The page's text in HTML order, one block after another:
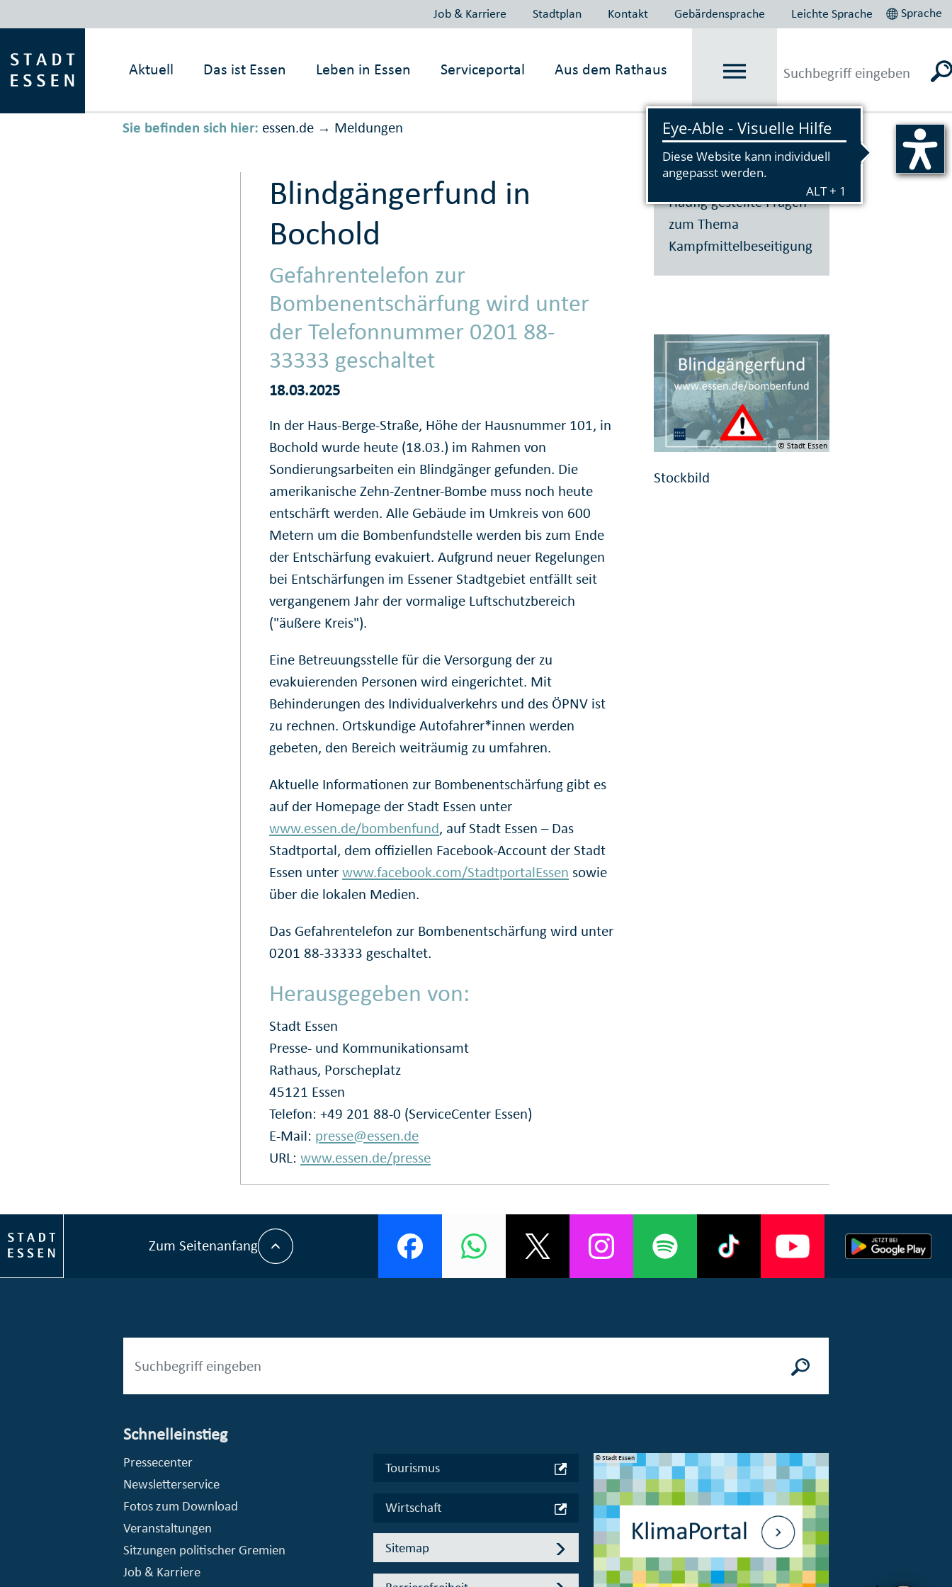
Job & Karriere Stadtplan Kontakt Gebärdensprache Leichte Sprache Sprache
Aktuell Das ist Essen Leben in Essen Serviceportal Aus dem Rathaus
Sie befinden sich hier: essen.de → Meldungen Vorlesen
Blindgängerfund in
Bochold
Gefahrentelefon zur
Bombenentschärfung wird unter
der Telefonnummer 0201 88-
33333 geschaltet
18.03.2025
In der Haus-Berge-Straße, Höhe der Hausnummer 101, in
Bochold wurde heute (18.03.) im Rahmen von
Sondierungsarbeiten ein Blindgänger gefunden. Die
amerikanische Zehn-Zentner-Bombe muss noch heute
entschärft werden. Alle Gebäude im Umkreis von 600
Metern um die Bombenfundstelle werden bis zum Ende
der Entschärfung evakuiert. Aufgrund neuer Regelungen
bei Entschärfungen im Essener Stadtgebiet entfällt seit
vergangenem Jahr der vormalige Luftschutzbereich
("äußere Kreis").
Eine Betreuungsstelle für die Versorgung der zu
evakuierenden Personen wird eingerichtet. Mit
Behinderungen des Individualverkehrs und des ÖPNV ist
zu rechnen. Ortskundige Autofahrer*innen werden
gebeten, den Bereich weiträumig zu umfahren.
Aktuelle Informationen zur Bombenentschärfung gibt es
auf der Homepage der Stadt Essen unter
www.essen.de/bombenfund, auf Stadt Essen – Das
Stadtportal, dem offiziellen Facebook-Account der Stadt
Essen unterwww.facebook.com/StadtportalEssen sowie
über die lokalen Medien.
Das Gefahrentelefon zur Bombenentschärfung wird unter
0201 88-33333 geschaltet.
Herausgegeben von:
Stadt Essen
Presse- und Kommunikationsamt
Rathaus, Porscheplatz
45121 Essen
Telefon: +49 201 88-0 (ServiceCenter Essen)
E-Mail: presse@essen.de
URL:www.essen.de/presse
Häufig gestellte Fragen
zum Thema
Kampfmittelbeseitigung
© Stadt Essen
Stockbild
Zum Seitenanfang
Schnelleinstieg
Pressecenter
Newsletterservice
Fotos zum Download
Veranstaltungen
Sitzungen politischer Gremien
Job & Karriere
Tourismus
Wirtschaft
Sitemap
© Stadt Essen, Presse- und Kommunikationsamt © Stadt Essen